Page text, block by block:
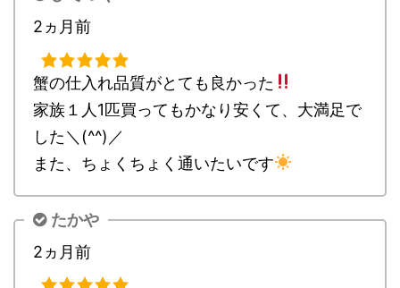
2ヵ月前
蟹の仕入れ品質がとても良かった
家族１人1匹買ってもかなり安くて、大満足で
した＼(^^)／
また、ちょくちょく通いたいです
たかや
2ヵ月前